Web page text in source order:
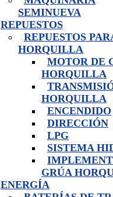
SEMINUEVA
REPUESTOS
REPUESTOS
HORQUILLA
MOTOR DE
HORQUILLA
HORQUILLA
ENCENDIDO
DIRECCIÓN
LPG
SISTEMA
GRÚA
ENERGÍA